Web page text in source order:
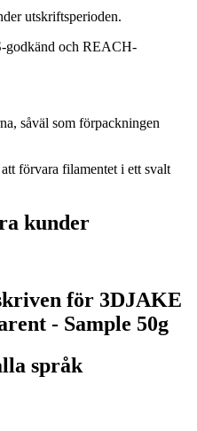
utskriftsperioden.
godkänd och REACH-
såväl som förpackningen
förvara filamentet i ett svalt
kunder
för 3DJAKE
- Sample 50g
språk